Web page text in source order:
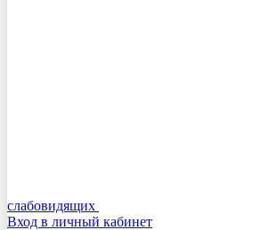
слабовидящих
Вход в личный кабинет